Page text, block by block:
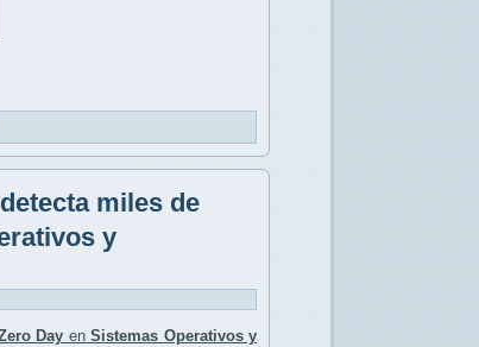
miles de
y
Day en Sistemas Operativos y